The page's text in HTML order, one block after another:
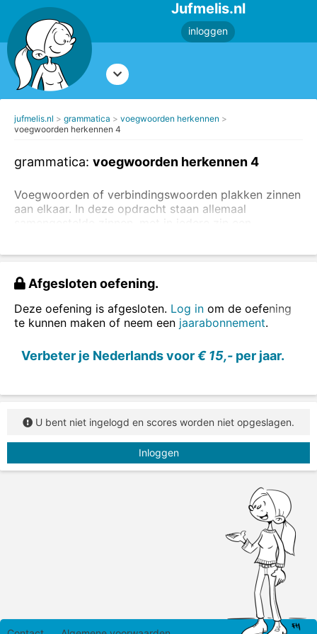
Jufmelis.nl
inloggen
jufmelis.nl grammatica
voegwoorden herkennen
voegwoorden herkennen 4
grammatica: voegwoorden herkennen 4
Voegwoorden of verbindingswoorden plakken zinnen
aan elkaar. In deze opdracht staan allemaal
Maak ook de oefeningen waarbij je voegwoord moet
Klik het voegwoord in de zinnen aan.
Afgesloten oefening.
Deze oefening is afgesloten. Log in om de oefening
te kunnen maken of neem een jaarabonnement.
Verbeter je Nederlands voor€ 15,- per jaar.
U bent niet ingelogd en scores worden niet opgeslagen.
Inloggen